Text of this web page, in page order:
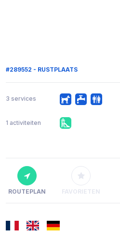
#289552 - RUSTPLAATS
3 services
1 activiteiten
ROUTEPLAN FAVORIETEN